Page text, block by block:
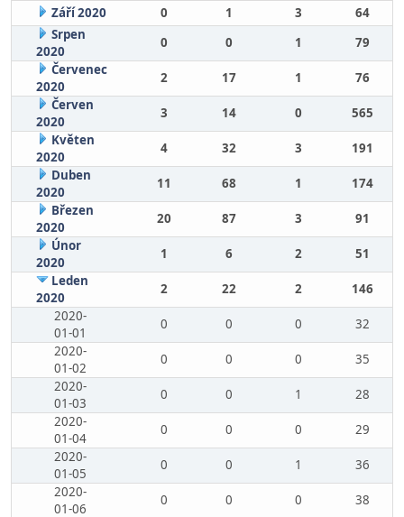
Září 2020
0 1 3
64
Srpen
2020
0 0 1
79
Červenec
2020
2 17 1
76
Červen
2020
3 14 0
565
Květen
2020
4 32 3
191
Duben
2020
11 68 1
174
Březen
2020
20 87 3
91
Únor
2020
1 6 2
51
Leden
2020
2 22 2
146
2020-
01-01
0 0 0
32
2020-
01-02
0 0 0
35
2020-
01-03
0 0 1
28
2020-
01-04
0 0 0
29
2020-
01-05
0 0 1
36
2020-
01-06
0 0 0
38